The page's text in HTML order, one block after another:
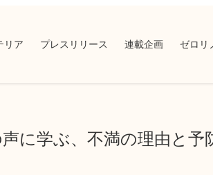
リア プレスリリース 連載企画 ゼロリ
に学ぶ、不満の理由と予